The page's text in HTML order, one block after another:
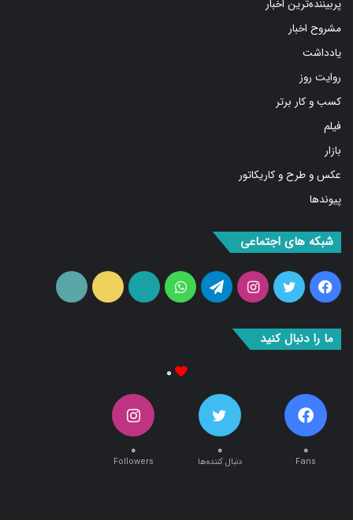
مشروح اخبار
یادداشت
روایت روز
کسب و کار برتر
فیلم
بازار
عکس و طرح و کاریکاتور
پیوندها
فیس
بوک
توییتراینستاگرامتلگرامواتس
آپ
آپارات ایتا